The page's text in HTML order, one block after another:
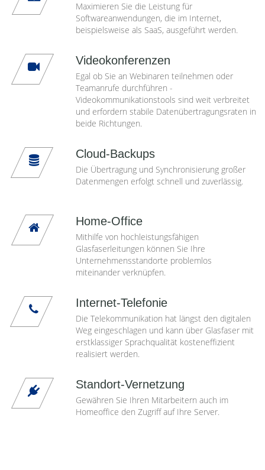
Maximieren Sie die Leistung für
Softwareanwendungen, die im Internet,
beispielsweise als SaaS, ausgeführt werden.
Videokonferenzen
Egal ob Sie an Webinaren teilnehmen oder
Teamanrufe durchführen -
Videokommunikationstools sind weit verbreitet
und erfordern stabile Datenübertragungsraten in
beide Richtungen.
Cloud-Backups
Die Übertragung und Synchronisierung großer
Datenmengen erfolgt schnell und zuverlässig.
Home-Office
Mithilfe von hochleistungsfähigen
Glasfaserleitungen können Sie Ihre
Unternehmensstandorte problemlos
miteinander verknüpfen.
Internet-Telefonie
Die Telekommunikation hat längst den digitalen
Weg eingeschlagen und kann über Glasfaser mit
erstklassiger Sprachqualität kosteneffizient
realisiert werden.
Standort-Vernetzung
Gewähren Sie Ihren Mitarbeitern auch im
Homeoffice den Zugriff auf Ihre Server.